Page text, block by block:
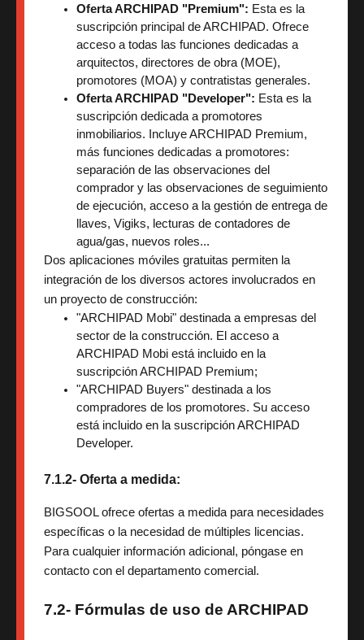
Oferta ARCHIPAD "Premium": Esta es la
suscripción principal de ARCHIPAD. Ofrece
acceso a todas las funciones dedicadas a
arquitectos, directores de obra (MOE),
promotores (MOA) y contratistas generales.
Oferta ARCHIPAD "Developer": Esta es la
suscripción dedicada a promotores
inmobiliarios. Incluye ARCHIPAD Premium,
más funciones dedicadas a promotores:
separación de las observaciones del
comprador y las observaciones de seguimiento
de ejecución, acceso a la gestión de entrega de
llaves, Vigiks, lecturas de contadores de
agua/gas, nuevos roles...
Dos aplicaciones móviles gratuitas permiten la
integración de los diversos actores involucrados en
un proyecto de construcción:
"ARCHIPAD Mobi" destinada a empresas del
sector de la construcción. El acceso a
ARCHIPAD Mobi está incluido en la
suscripción ARCHIPAD Premium;
"ARCHIPAD Buyers" destinada a los
compradores de los promotores. Su acceso
está incluido en la suscripción ARCHIPAD
Developer.
7.1.2- Oferta a medida:
BIGSOOL ofrece ofertas a medida para necesidades
específicas o la necesidad de múltiples licencias.
Para cualquier información adicional, póngase en
contacto con el departamento comercial.
7.2- Fórmulas de uso de ARCHIPAD